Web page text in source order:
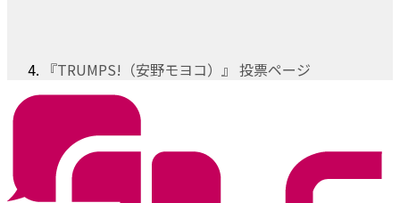
『TRUMPS!（安野モヨコ）』 投票ページ